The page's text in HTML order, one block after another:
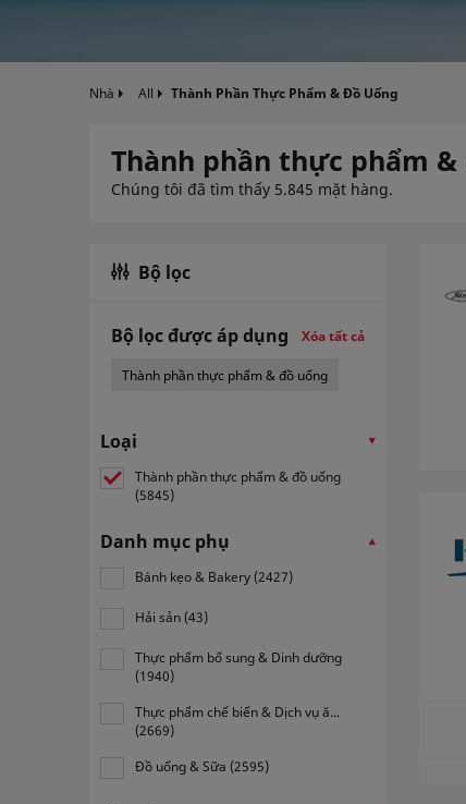
Nhà All Thành Phần Thực Phẩm & Đồ Uống
Thành phần thực phẩm &
Chúng tôi đã tìm thấy 5.845 mặt hàng.
Bộ lọc
Bộ lọc được áp dụng Xóa tất cả
Thành phần thực phẩm & đồ uống
Loại
Thành phần thực phẩm & đồ uống
(5845)
Danh mục phụ
Bánh kẹo & Bakery (2427)
Hải sản (43)
Thực phẩm bổ sung & Dinh dưỡng
(1940)
Thực phẩm chế biến & Dịch vụ ă...
(2669)
Đồ uống & Sữa (2595)